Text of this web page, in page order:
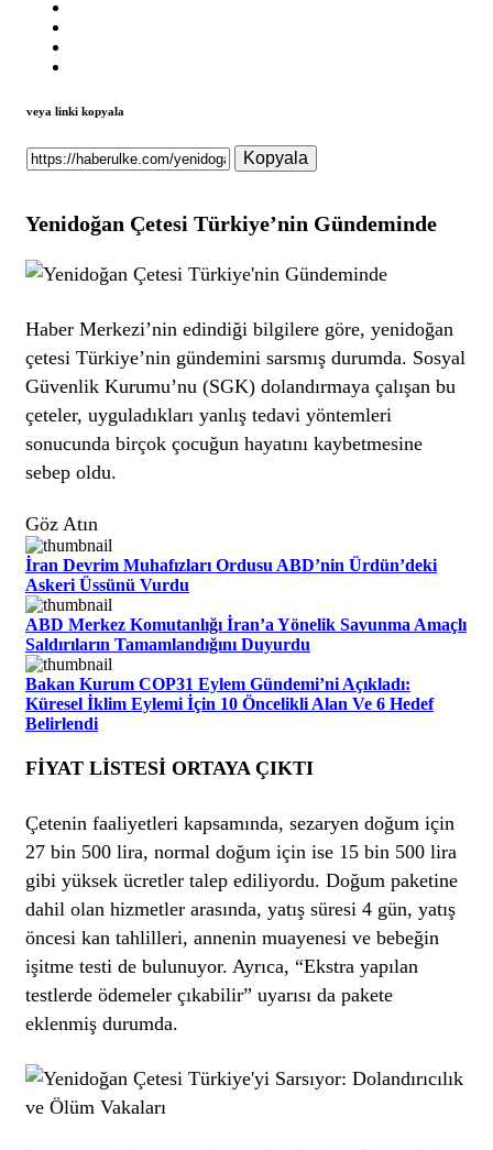
veya linki kopyala
Kopyala
Yenidoğan Çetesi Türkiye’nin Gündeminde
Haber Merkezi’nin edindiği bilgilere göre, yenidoğan
çetesi Türkiye’nin gündemini sarsmış durumda. Sosyal
Güvenlik Kurumu’nu (SGK) dolandırmaya çalışan bu
çeteler, uyguladıkları yanlış tedavi yöntemleri
sonucunda birçok çocuğun hayatını kaybetmesine
sebep oldu.
Göz Atın
İran Devrim Muhafızları Ordusu ABD’nin Ürdün’deki
Askeri Üssünü Vurdu
ABD Merkez Komutanlığı İran’a Yönelik Savunma Amaçlı
Saldırıların Tamamlandığını Duyurdu
Bakan Kurum COP31 Eylem Gündemi’ni Açıkladı:
Küresel İklim Eylemi İçin 10 Öncelikli Alan Ve 6 Hedef
Belirlendi
FİYAT LİSTESİ ORTAYA ÇIKTI
Çetenin faaliyetleri kapsamında, sezaryen doğum için
27 bin 500 lira, normal doğum için ise 15 bin 500 lira
gibi yüksek ücretler talep ediliyordu. Doğum paketine
dahil olan hizmetler arasında, yatış süresi 4 gün, yatış
öncesi kan tahlilleri, annenin muayenesi ve bebeğin
işitme testi de bulunuyor. Ayrıca, “Ekstra yapılan
testlerde ödemeler çıkabilir” uyarısı da pakete
eklenmiş durumda.